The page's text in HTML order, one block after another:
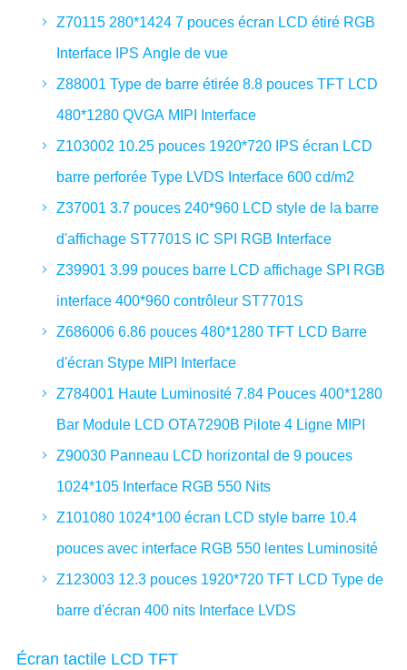
Z70115 280*1424 7 pouces écran LCD étiré RGB
Interface IPS Angle de vue
Z88001 Type de barre étirée 8.8 pouces TFT LCD
480*1280 QVGA MIPI Interface
Z103002 10.25 pouces 1920*720 IPS écran LCD
barre perforée Type LVDS Interface 600 cd/m2
Z37001 3.7 pouces 240*960 LCD style de la barre
d'affichage ST7701S IC SPI RGB Interface
Z39901 3.99 pouces barre LCD affichage SPI RGB
interface 400*960 contrôleur ST7701S
Z686006 6.86 pouces 480*1280 TFT LCD Barre
d'écran Stype MIPI Interface
Z784001 Haute Luminosité 7.84 Pouces 400*1280
Bar Module LCD OTA7290B Pilote 4 Ligne MIPI
Z90030 Panneau LCD horizontal de 9 pouces
1024*105 Interface RGB 550 Nits
Z101080 1024*100 écran LCD style barre 10.4
pouces avec interface RGB 550 lentes Luminosité
Z123003 12.3 pouces 1920*720 TFT LCD Type de
barre d'écran 400 nits Interface LVDS
Écran tactile LCD TFT